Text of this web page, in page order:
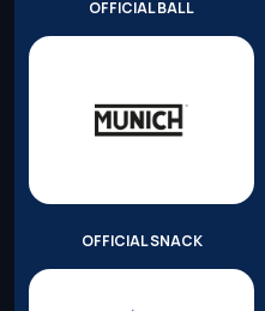
OFFICIAL BALL
OFFICIAL SNACK